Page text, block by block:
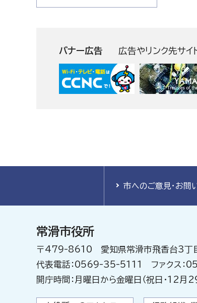
バナー広告 広告やリンク先サイ
市へのご意見・お問
常滑市役所
〒479-8610 愛知県常滑市飛香台3丁
代表電話：0569-35-5111 ファクス
開庁時間：月曜日から金曜日（祝日・12